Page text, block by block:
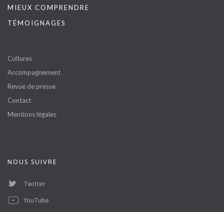
MIEUX COMPRENDRE
TÉMOIGNAGES
Cultures
Accompagnement
Revue de presse
Contact
Mentions légales
NOUS SUIVRE
Twitter
YouTube